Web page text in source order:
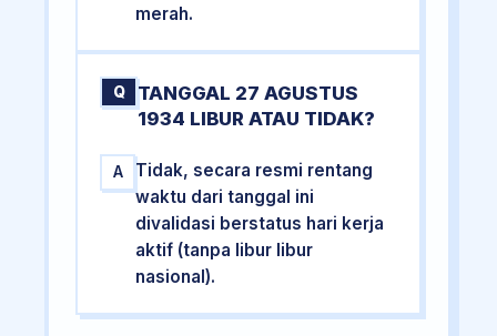
merah.
Q
TANGGAL 27 AGUSTUS
1934 LIBUR ATAU TIDAK?
A
Tidak, secara resmi rentang
waktu dari tanggal ini
divalidasi berstatus hari kerja
aktif (tanpa libur libur
nasional).